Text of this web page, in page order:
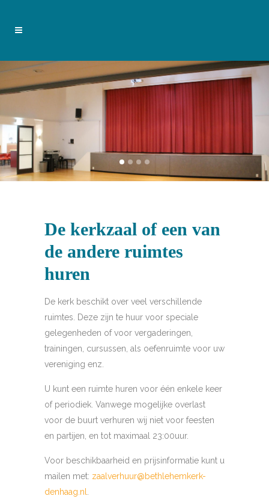
De kerkzaal of een van
de andere ruimtes
huren
De kerk beschikt over veel verschillende
ruimtes. Deze zijn te huur voor speciale
gelegenheden of voor vergaderingen,
trainingen, cursussen, als oefenruimte voor uw
vereniging enz.
U kunt een ruimte huren voor één enkele keer
of periodiek. Vanwege mogelijke overlast
voor de buurt verhuren wij niet voor feesten
en partijen, en tot maximaal 23:00uur.
Voor beschikbaarheid en prijsinformatie kunt u
mailen met: zaalverhuur@bethlehemkerk-
denhaag.nl